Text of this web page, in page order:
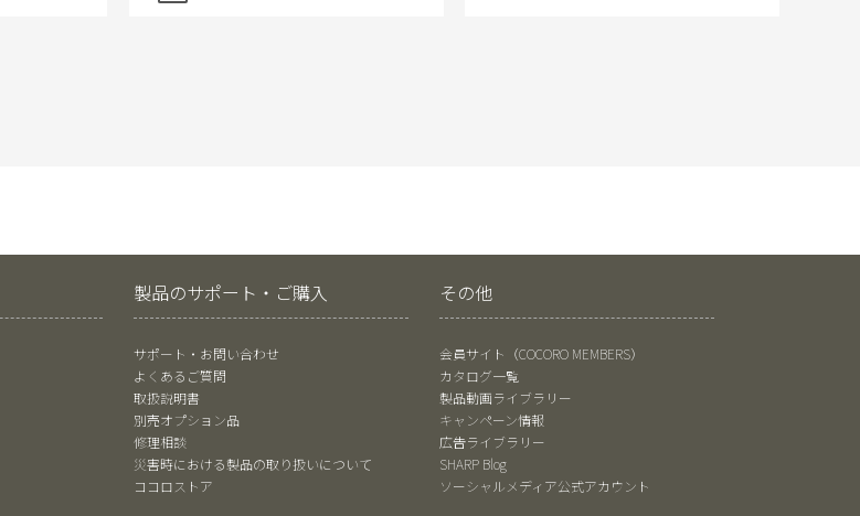
製品のサポート・ご購入
サポート・お問い合わせ
よくあるご質問
取扱説明書
別売オプション品
修理相談
災害時における製品の取り扱いについて
ココロストア
その他
会員サイト（COCORO MEMBERS）
カタログ一覧
製品動画ライブラリー
キャンペーン情報
広告ライブラリー
SHARP Blog
ソーシャルメディア公式アカウント